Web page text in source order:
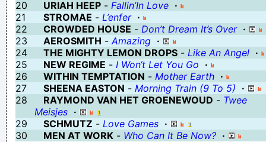
Geej se lèllike voel hod!
20
URIAH HEEP - Fallin’In Love ·
21
STROMAE - L’enfer ·
22
CROWDED HOUSE - Don’t Dream It’s Over ·
23
AEROSMITH -Amazing ·
24
THE MIGHTY LEMON DROPS - Like An Angel ·
25
NEW REGIME - I Won‘t Let You Go ·
26
WITHIN TEMPTATION - Mother Earth ·
27
SHEENA EASTON - Morning Train (9 To 5) ·
28
RAYMOND VAN HET GROENEWOUD - Twee
Meisjes ·
29
SCHMUTZ - Love Games ·
30
MEN AT WORK - Who Can It Be Now? ·